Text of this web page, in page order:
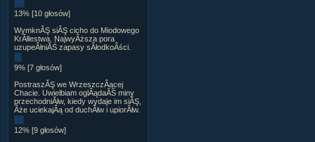
13% [10 głosów]
WymknĂŞ siĂŞ cicho do Miodowego
KrĂłlestwa. NajwyÂższa pora
uzupeÂłniĂŚ zapasy sÂłodkoÂści.
9% [7 głosów]
PostraszĂŞ we WrzeszczÂącej
Chacie. Uwielbiam oglÂądaĂŚ miny
przechodniĂłw, kiedy wydaje im siĂŞ,
Âże uciekajÂą od duchĂłw i upiorĂłw.
12% [9 głosów]